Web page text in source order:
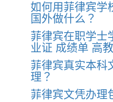
如何用菲律宾学
国外做什么？
菲律宾在职学士
业证 成绩单 高
菲律宾真实本科
理？
菲律宾文凭办理